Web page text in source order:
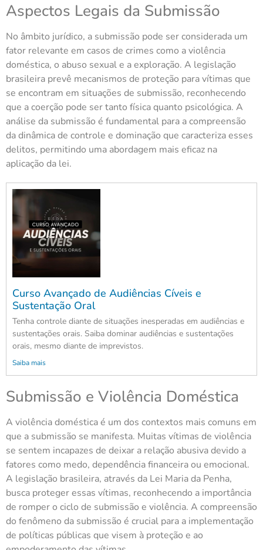
Aspectos Legais da Submissão
No âmbito jurídico, a submissão pode ser considerada um
fator relevante em casos de crimes como a violência
doméstica, o abuso sexual e a exploração. A legislação
brasileira prevê mecanismos de proteção para vítimas que
se encontram em situações de submissão, reconhecendo
que a coerção pode ser tanto física quanto psicológica. A
análise da submissão é fundamental para a compreensão
da dinâmica de controle e dominação que caracteriza esses
delitos, permitindo uma abordagem mais eficaz na
aplicação da lei.
Curso Avançado de Audiências Cíveis e
Sustentação Oral
Tenha controle diante de situações inesperadas em audiências e
sustentações orais. Saiba dominar audiências e sustentações
orais, mesmo diante de imprevistos.
Saiba mais
Submissão e Violência Doméstica
A violência doméstica é um dos contextos mais comuns em
que a submissão se manifesta. Muitas vítimas de violência
se sentem incapazes de deixar a relação abusiva devido a
fatores como medo, dependência financeira ou emocional.
A legislação brasileira, através da Lei Maria da Penha,
busca proteger essas vítimas, reconhecendo a importância
de romper o ciclo de submissão e violência. A compreensão
do fenômeno da submissão é crucial para a implementação
de políticas públicas que visem à proteção e ao